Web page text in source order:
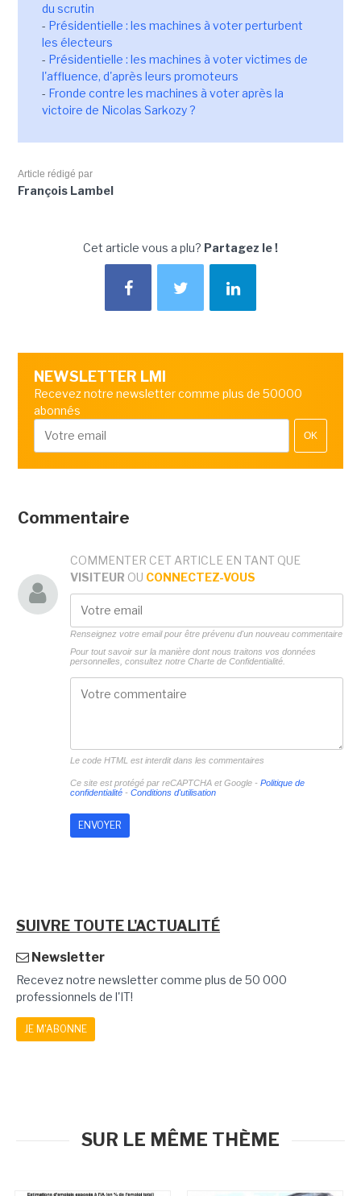
du scrutin
- Présidentielle : les machines à voter perturbent
les électeurs
- Présidentielle : les machines à voter victimes de
l'affluence, d'après leurs promoteurs
- Fronde contre les machines à voter après la
victoire de Nicolas Sarkozy ?
Article rédigé par
François Lambel
Cet article vous a plu? Partagez le !
NEWSLETTER LMI
Recevez notre newsletter comme plus de 50000
abonnés
OK
Commentaire
COMMENTER CET ARTICLE EN TANT QUE
VISITEUR OU CONNECTEZ-VOUS
Renseignez votre email pour être prévenu d'un nouveau commentaire
Pour tout savoir sur la manière dont nous traitons vos données
personnelles, consultez notre Charte de Confidentialité.
Le code HTML est interdit dans les commentaires
Ce site est protégé par reCAPTCHA et Google - Politique de
confidentialité- Conditions d'utilisation
SUIVRE TOUTE L'ACTUALITÉ
Newsletter
Recevez notre newsletter comme plus de 50 000
professionnels de l'IT!
JE M'ABONNE
SUR LE MÊME THÈME